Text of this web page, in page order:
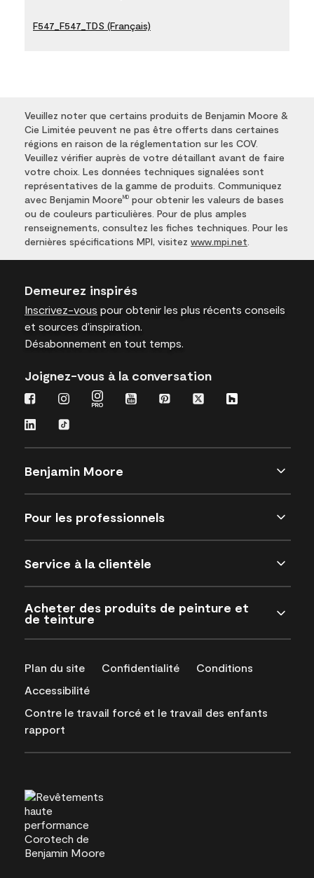
F547_F547_TDS (Français)
Veuillez noter que certains produits de Benjamin Moore &
Cie Limitée peuvent ne pas être offerts dans certaines
régions en raison de la réglementation sur les COV.
Veuillez vérifier auprès de votre détaillant avant de faire
votre choix. Les données techniques signalées sont
représentatives de la gamme de produits. Communiquez
avec Benjamin Moore MD pour obtenir les valeurs de bases
ou de couleurs particulières. Pour de plus amples
renseignements, consultez les fiches techniques. Pour les
dernières spécifications MPI, visitez www.mpi.net
Demeurez inspirés
Inscrivez-vous pour obtenir les plus récents conseils
et sources d’inspiration.
Désabonnement en tout temps.
Joignez-vous à la conversation
Benjamin Moore
Pour les professionnels
Service à la clientèle
Acheter des produits de peinture et
de teinture
Plan du site Confidentialité
Conditions
Accessibilité
Contre le travail forcé et le travail des enfants
rapport